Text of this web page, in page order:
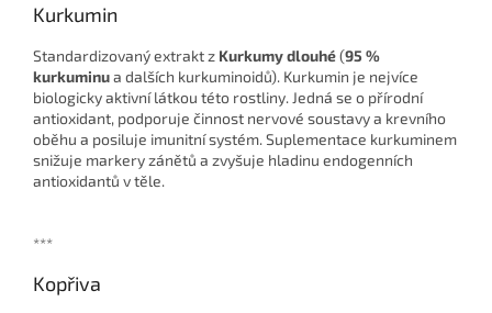
Kurkumin
Standardizovaný extrakt z Kurkumy dlouhé(95 %
kurkuminua dalších kurkuminoidů). Kurkumin je nejvíce
biologicky aktivní látkou této rostliny. Jedná se o přírodní
antioxidant, podporuje činnost nervové soustavy a krevního
oběhu a posiluje imunitní systém. Suplementace kurkuminem
snižuje markery zánětů a zvyšuje hladinu endogenních
antioxidantů v těle.
***
Kopřiva